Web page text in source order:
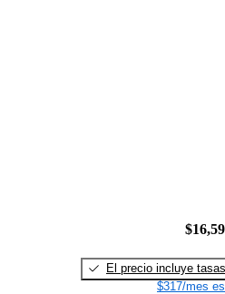
El precio incluye tasas
$317/mes